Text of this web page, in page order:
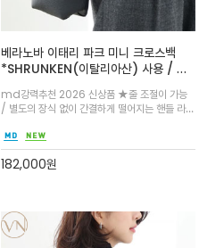
베라노바 이태리 파크 미니 크로스백
*SHRUNKEN(이탈리아산) 사용 / 국
성이 뛰어나 고급 가방, 소파, 가죽 에 사
용하는 슈렁큰 래더
md강력추천 2026 신상품 ★줄 조절이 가능
/ 별도의 장식 없이 간결하게 떨어지는 핸들 라인
드에 따라 자유로운 연출이 가능하여 다양한 룩
에 캐쥬얼하고 멋스러운 포인트
182,000원